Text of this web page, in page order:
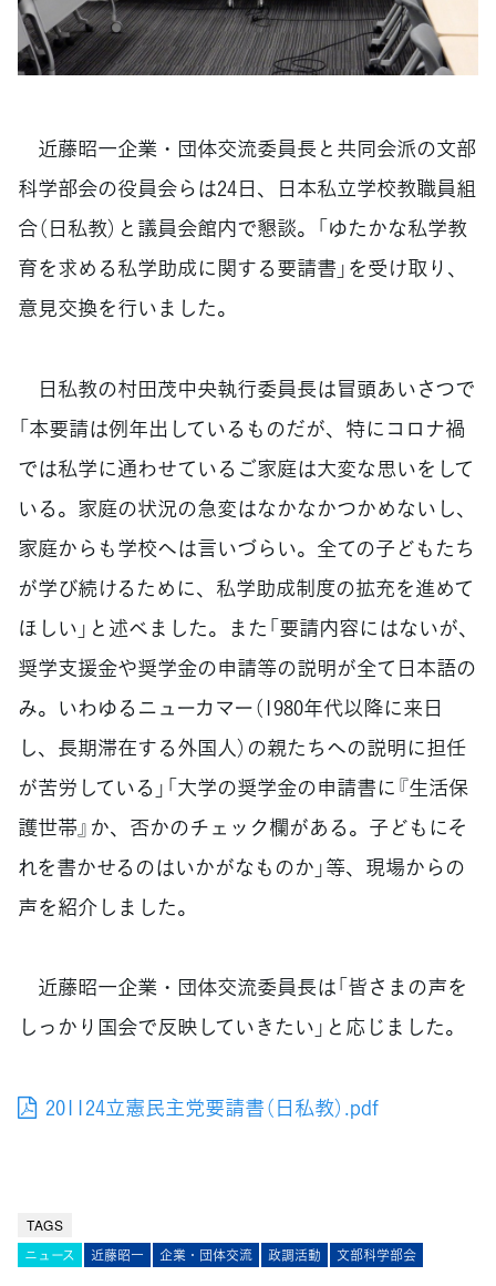
近藤昭一企業・団体交流委員長と共同会派の文部
科学部会の役員会らは24日、日本私立学校教職員組
合（日私教）と議員会館内で懇談。「ゆたかな私学教
育を求める私学助成に関する要請書」を受け取り、
意見交換を行いました。
日私教の村田茂中央執行委員長は冒頭あいさつで
「本要請は例年出しているものだが、特にコロナ禍
では私学に通わせているご家庭は大変な思いをして
いる。家庭の状況の急変はなかなかつかめないし、
家庭からも学校へは言いづらい。全ての子どもたち
が学び続けるために、私学助成制度の拡充を進めて
ほしい」と述べました。また「要請内容にはないが、
奨学支援金や奨学金の申請等の説明が全て日本語の
み。いわゆるニューカマー（1980年代以降に来日
し、長期滞在する外国人）の親たちへの説明に担任
が苦労している」「大学の奨学金の申請書に『生活保
護世帯』か、否かのチェック欄がある。子どもにそ
れを書かせるのはいかがなものか」等、現場からの
声を紹介しました。
近藤昭一企業・団体交流委員長は「皆さまの声を
しっかり国会で反映していきたい」と応じました。
201124立憲民主党要請書（日私教）.pdf
TAGS
ニュース 近藤昭一 企業・団体交流 政調活動 文部科学部会